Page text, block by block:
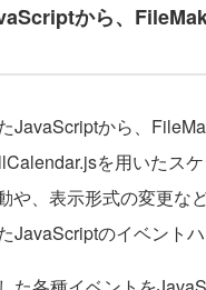
から、
から、
を用いたス
や、表示形式の変更な
のイベントハ